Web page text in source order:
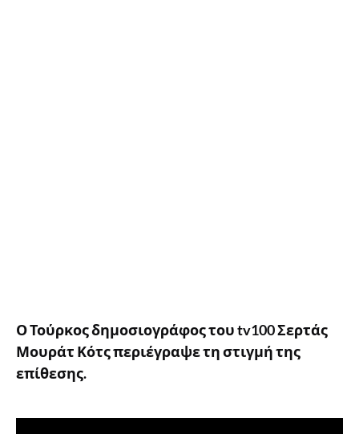
Ο Τούρκος δημοσιογράφος του tv100 Σερτάς
Μουράτ Κότς περιέγραψε τη στιγμή της
επίθεσης.